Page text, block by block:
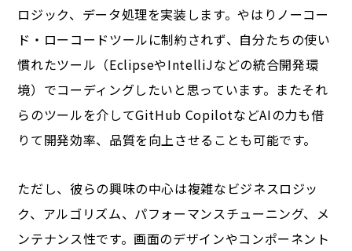
ロジック、データ処理を実装します。やはりノーコー
ド・ローコードツールに制約されず、自分たちの使い
慣れたツール（EclipseやIntelliJなどの統合開発環
境）でコーディングしたいと思っています。またそれ
らのツールを介してGitHub CopilotなどAIの力も借
りて開発効率、品質を向上させることも可能です。
ただし、彼らの興味の中心は複雑なビジネスロジッ
ク、アルゴリズム、パフォーマンスチューニング、メ
ンテナンス性です。画面のデザインやコンポーネント